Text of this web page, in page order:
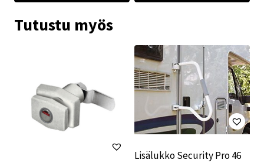
Tutustu myös
Lisälukko Security Pro 46